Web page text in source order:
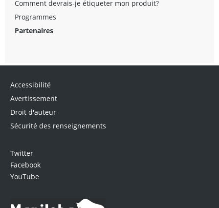
Comment devrais-je étiqueter mon produit?
Programmes
Partenaires
Accessibilité
Avertissement
Droit d'auteur
Sécurité des renseignements
Twitter
Facebook
YouTube